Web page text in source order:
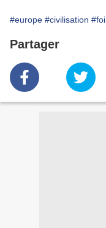
#europe #civilisation #foi
Partager